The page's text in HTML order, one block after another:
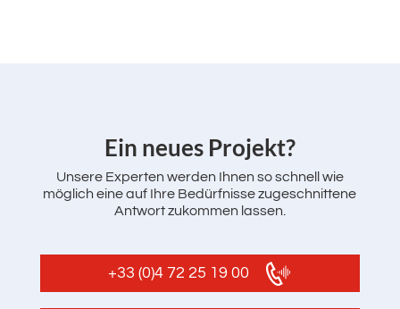
Ein neues Projekt?
Unsere Experten werden Ihnen so schnell wie
möglich eine auf Ihre Bedürfnisse zugeschnittene
Antwort zukommen lassen.
+33 (0)4 72 25 19 00